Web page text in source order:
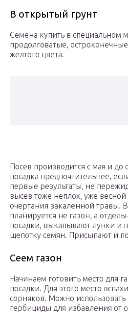
В открытый грунт
Семена купить в специальном
продолговатые,
желтого цвета.
Посев производится с мая и до
посадка предпочтительнее,
первые результаты, не
высев тоже неплох, уже весной
очертания закаленной травы. В
планируется не газон, а
посадки, выкапывают лунки и
щепотку семян. Присыпают и
Сеем газон
Начинаем готовить место для
посадки. Для этого место
сорняков. Можно
гербициды для избавления от